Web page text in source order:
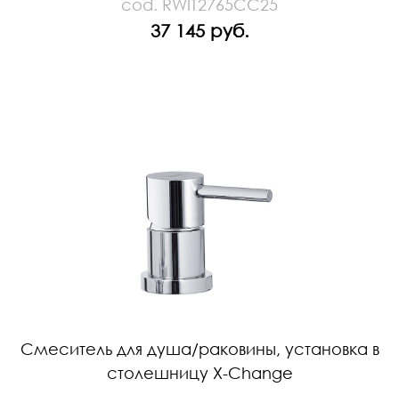
cod. RWIT2765CC25
37 145 руб.
Смеситель для душа/раковины, установка в
столешницу X-Change